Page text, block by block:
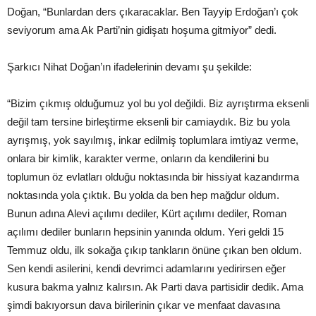
Doğan, “Bunlardan ders çıkaracaklar. Ben Tayyip Erdoğan’ı çok
seviyorum ama Ak Parti’nin gidişatı hoşuma gitmiyor” dedi.
Şarkıcı Nihat Doğan’ın ifadelerinin devamı şu şekilde:
“Bizim çıkmış olduğumuz yol bu yol değildi. Biz ayrıştırma eksenli
değil tam tersine birleştirme eksenli bir camiaydık. Biz bu yola
ayrışmış, yok sayılmış, inkar edilmiş toplumlara imtiyaz verme,
onlara bir kimlik, karakter verme, onların da kendilerini bu
toplumun öz evlatları olduğu noktasında bir hissiyat kazandırma
noktasında yola çıktık. Bu yolda da ben hep mağdur oldum.
Bunun adına Alevi açılımı dediler, Kürt açılımı dediler, Roman
açılımı dediler bunların hepsinin yanında oldum. Yeri geldi 15
Temmuz oldu, ilk sokağa çıkıp tankların önüne çıkan ben oldum.
Sen kendi asilerini, kendi devrimci adamlarını yedirirsen eğer
kusura bakma yalnız kalırsın. Ak Parti dava partisidir dedik. Ama
şimdi bakıyorsun dava birilerinin çıkar ve menfaat davasına